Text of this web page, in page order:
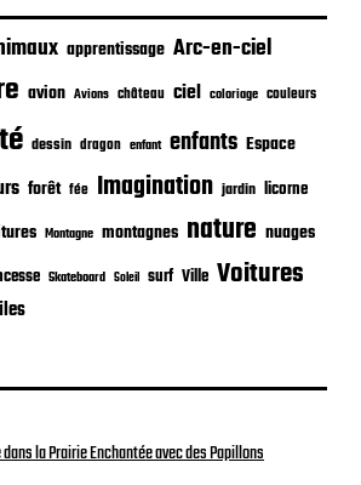
apprentissage Arc-en-ciel
avion Avions château ciel coloriage couleurs
dessin dragon enfant enfants Espace
forêt fée Imagination jardin licorne
Montagne montagnes nature nuages
Skateboard Soleil surf Ville Voitures
la Prairie Enchantée avec des Papillons